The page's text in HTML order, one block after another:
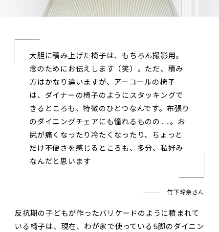
大胆に積み上げた椅子は、もちろん撮影用。
念のためにお伝えします（笑）。ただ、積み
方はかなり違いますが、アーコールの椅子
は、ダイナーの椅子のようにスタッキングで
きるところも、特徴のひとつなんです。布張り
のダイニングチェアにも憧れるものの……。お
尻が痛くなったり冷たくなったり、ちょっと
だけ不便さを感じるところも、多分、私好み
なんだと思います
竹下玲奈さん
反抗期の子どもが作ったバリケードのように積まれて
いる椅子は、現在、わが家で使っている5脚のダイニン